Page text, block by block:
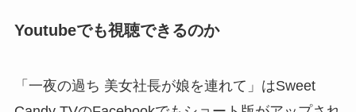
Youtubeでも視聴できるのか
「一夜の過ち 美女社長が娘を連れて」はSweet